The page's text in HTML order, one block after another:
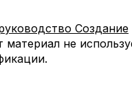
Создание
материал не